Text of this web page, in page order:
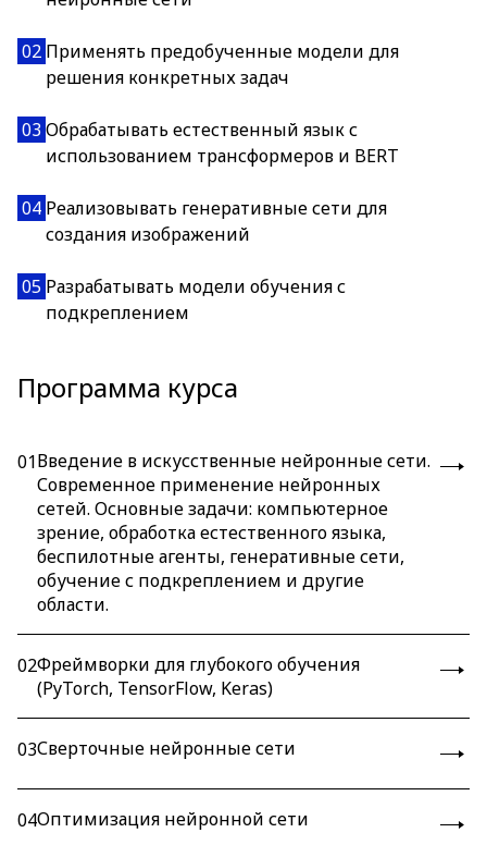
02 Применять предобученные модели для
решения конкретных задач
03 Обрабатывать естественный язык с
использованием трансформеров и BERT
04 Реализовывать генеративные сети для
создания изображений
05 Разрабатывать модели обучения с
подкреплением
Программа курса
01Введение в искусственные нейронные сети.
Современное применение нейронных
сетей. Основные задачи: компьютерное
зрение, обработка естественного языка,
беспилотные агенты, генеративные сети,
обучение с подкреплением и другие
области.
02Фреймворки для глубокого обучения
(PyTorch, TensorFlow, Keras)
03Сверточные нейронные сети
04Оптимизация нейронной сети